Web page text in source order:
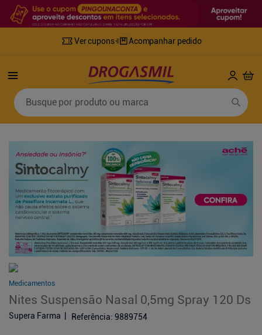
Ver cupons Acompanhar pedido
Busque por produto ou marca
Medicamentos
Nites Suspensão Nasal 0,5mg Spray 120 Ds
Supera Farma Referência: 9889754
Termos mais buscados
3º
retinol
4º
mounjaro
5º fralda geriatrica
º
tylenol
9º
fralda xg
10º shampoo